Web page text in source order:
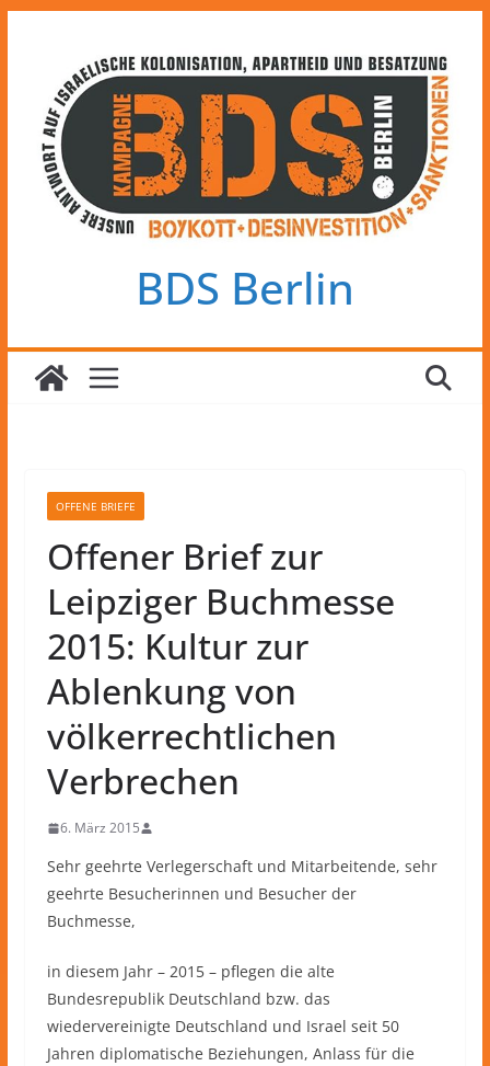
springen
BDS Berlin
OFFENE BRIEFE
Offener Brief zur
Leipziger Buchmesse
2015: Kultur zur
Ablenkung von
völkerrechtlichen
Verbrechen
6. März 2015
Sehr geehrte Verlegerschaft und Mitarbeitende, sehr
geehrte Besucherinnen und Besucher der
Buchmesse,
in diesem Jahr – 2015 – pflegen die alte
Bundesrepublik Deutschland bzw. das
wiedervereinigte Deutschland und Israel seit 50
Jahren diplomatische Beziehungen, Anlass für die